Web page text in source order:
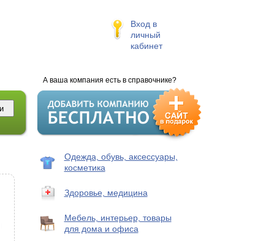
Вход в
личный
кабинет
А ваша компания есть в справочнике?
Одежда, обувь, аксессуары,
косметика
Здоровье, медицина
Мебель, интерьер, товары
для дома и офиса